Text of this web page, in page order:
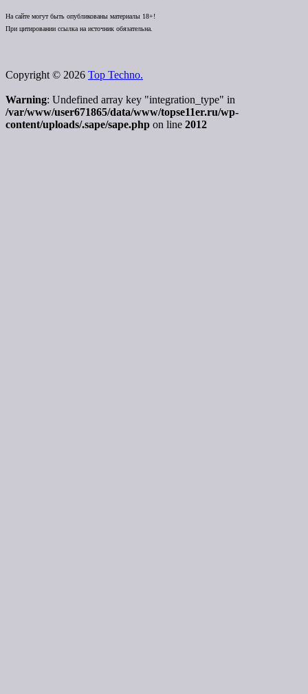
На сайте могут быть опубликованы материалы 18+!
При цитировании ссылка на источник обязательна.
Copyright © 2026 Top Techno.
Warning: Undefined array key "integration_type" in
/var/www/user671865/data/www/topse11er.ru/wp-
content/uploads/.sape/sape.php on line 2012